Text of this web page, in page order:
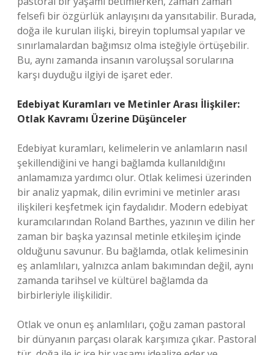
felsefi bir özgürlük anlayışını da yansıtabilir. Burada,
doğa ile kurulan ilişki, bireyin toplumsal yapılar ve
sınırlamalardan bağımsız olma isteğiyle örtüşebilir.
Bu, aynı zamanda insanın varoluşsal sorularına
karşı duyduğu ilgiyi de işaret eder.
Edebiyat Kuramları ve Metinler Arası İlişkiler:
Otlak Kavramı Üzerine Düşünceler
Edebiyat kuramları, kelimelerin ve anlamların nasıl
şekillendiğini ve hangi bağlamda kullanıldığını
anlamamıza yardımcı olur. Otlak kelimesi üzerinden
bir analiz yapmak, dilin evrimini ve metinler arası
ilişkileri keşfetmek için faydalıdır. Modern edebiyat
kuramcılarından Roland Barthes, yazının ve dilin her
zaman bir başka yazınsal metinle etkileşim içinde
olduğunu savunur. Bu bağlamda, otlak kelimesinin
eş anlamlıları, yalnızca anlam bakımından değil, aynı
zamanda tarihsel ve kültürel bağlamda da
birbirleriyle ilişkilidir.
Otlak ve onun eş anlamlıları, çoğu zaman pastoral
bir dünyanın parçası olarak karşımıza çıkar. Pastoral